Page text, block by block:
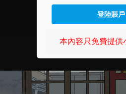
登陸賬戶
本內容只免費提供